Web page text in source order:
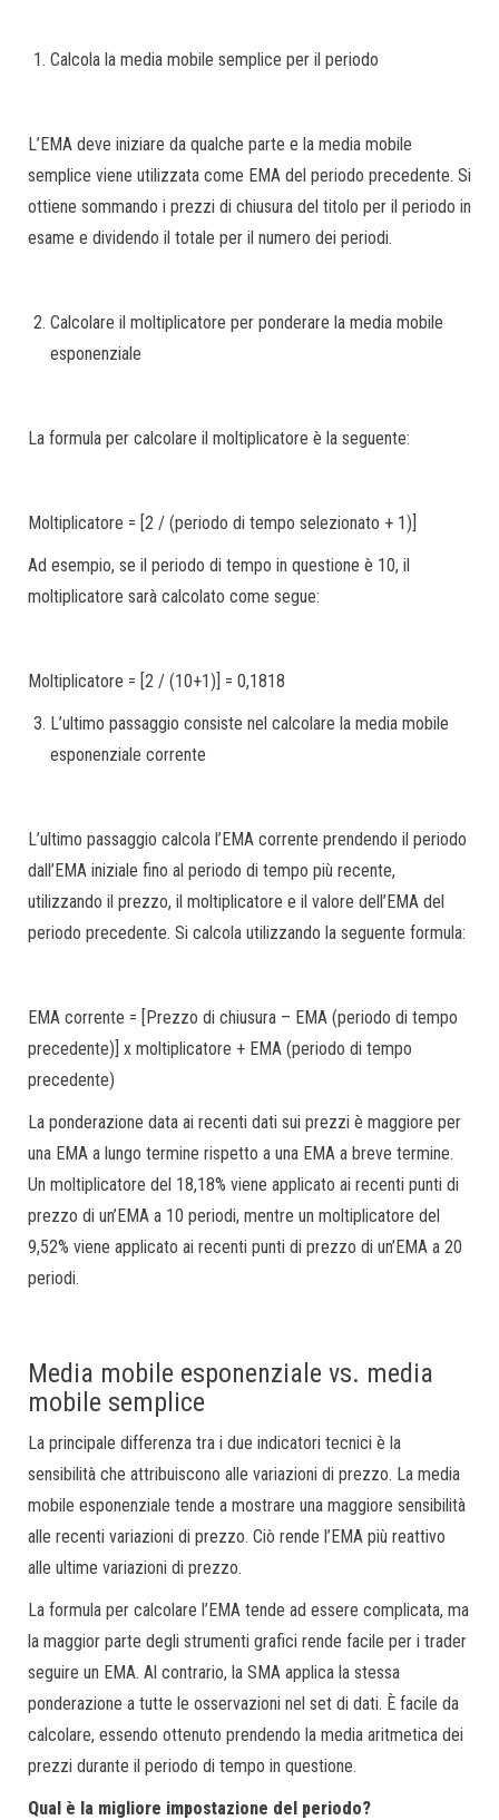
Calcola la media mobile semplice per il periodo
L’EMA deve iniziare da qualche parte e la media mobile
semplice viene utilizzata come EMA del periodo precedente. Si
ottiene sommando i prezzi di chiusura del titolo per il periodo in
esame e dividendo il totale per il numero dei periodi.
Calcolare il moltiplicatore per ponderare la media mobile
esponenziale
La formula per calcolare il moltiplicatore è la seguente:
Moltiplicatore = [2 / (periodo di tempo selezionato + 1)]
Ad esempio, se il periodo di tempo in questione è 10, il
moltiplicatore sarà calcolato come segue:
Moltiplicatore = [2 / (10+1)] = 0,1818
L’ultimo passaggio consiste nel calcolare la media mobile
esponenziale corrente
L’ultimo passaggio calcola l’EMA corrente prendendo il periodo
dall’EMA iniziale fino al periodo di tempo più recente,
utilizzando il prezzo, il moltiplicatore e il valore dell’EMA del
periodo precedente. Si calcola utilizzando la seguente formula:
EMA corrente = [Prezzo di chiusura – EMA (periodo di tempo
precedente)] x moltiplicatore + EMA (periodo di tempo
precedente)
La ponderazione data ai recenti dati sui prezzi è maggiore per
una EMA a lungo termine rispetto a una EMA a breve termine.
Un moltiplicatore del 18,18% viene applicato ai recenti punti di
prezzo di un’EMA a 10 periodi, mentre un moltiplicatore del
9,52% viene applicato ai recenti punti di prezzo di un’EMA a 20
periodi.
Media mobile esponenziale vs. media
mobile semplice
La principale differenza tra i due indicatori tecnici è la
sensibilità che attribuiscono alle variazioni di prezzo. La media
mobile esponenziale tende a mostrare una maggiore sensibilità
alle recenti variazioni di prezzo. Ciò rende l’EMA più reattivo
alle ultime variazioni di prezzo.
La formula per calcolare l’EMA tende ad essere complicata, ma
la maggior parte degli strumenti grafici rende facile per i trader
seguire un EMA. Al contrario, la SMA applica la stessa
ponderazione a tutte le osservazioni nel set di dati. È facile da
calcolare, essendo ottenuto prendendo la media aritmetica dei
prezzi durante il periodo di tempo in questione.
Qual è la migliore impostazione del periodo?